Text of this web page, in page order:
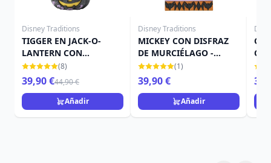
Disney Traditions
TIGGER EN JACK-O-
LANTERN CON
MURCIÉLAGO - DISNEY
TRADITIONS
(8)
39,90 €44,90 €
Añadir
Disney Traditions
MICKEY CON DISFRAZ
DE MURCIÉLAGO -
DISNEY TRADITIONS
(1)
39,90 €
Añadir